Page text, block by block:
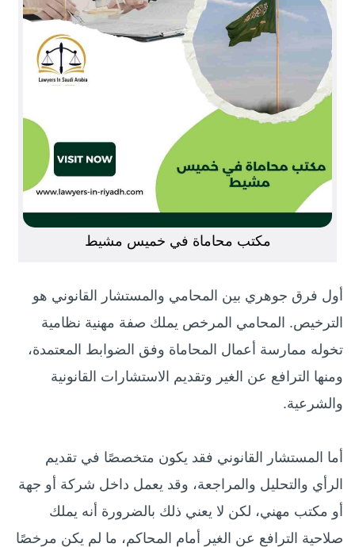
مكتب محاماة في خميس مشيط
أول فرق جوهري بين المحامي والمستشار القانوني هو
الترخيص. المحامي المرخص يملك صفة مهنية نظامية
تخوله ممارسة أعمال المحاماة وفق الضوابط المعتمدة،
ومنها الترافع عن الغير وتقديم الاستشارات القانونية
والشرعية.
أما المستشار القانوني فقد يكون متخصصًا في تقديم
الرأي والتحليل والمراجعة، وقد يعمل داخل شركة أو جهة
أو مكتب مهني، لكن لا يعني ذلك بالضرورة أنه يملك
صلاحية الترافع عن الغير أمام المحاكم، ما لم يكن مرخصًا